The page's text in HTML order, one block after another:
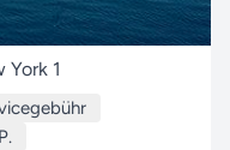
York 1